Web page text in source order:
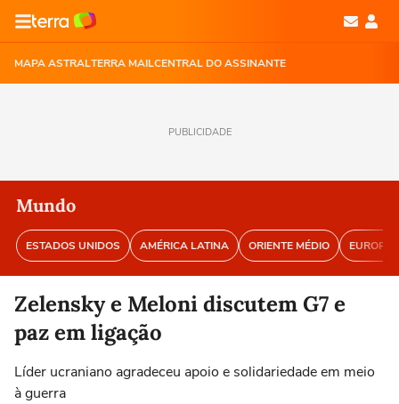
MAPA ASTRALTERRA MAILCENTRAL DO ASSINANTE
PUBLICIDADE
Mundo
ESTADOS UNIDOS AMÉRICA LATINA ORIENTE MÉDIO EUROPA
Zelensky e Meloni discutem G7 e
paz em ligação
Líder ucraniano agradeceu apoio e solidariedade em meio
à guerra